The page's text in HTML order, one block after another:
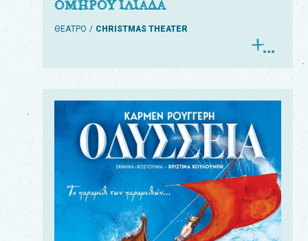
ΟΜΗΡΟΥ ΙΛΙΑΔΑ
ΘΕΑΤΡΟ CHRISTMAS THEATER